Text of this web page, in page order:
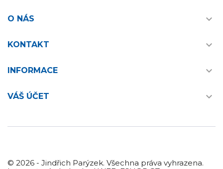
O NÁS 
KONTAKT 
INFORMACE 
VÁŠ ÚČET 
© 2026 - Jindřich Parýzek. Všechna práva vyhrazena.